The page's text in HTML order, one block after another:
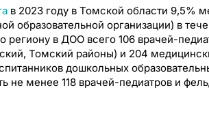
в 2023 году в Томской области 9,5%
образовательной организации) в
региону в ДОО всего 106 врачей-
Томский районы) и 204
дошкольных
не менее 118 врачей-педиатров и